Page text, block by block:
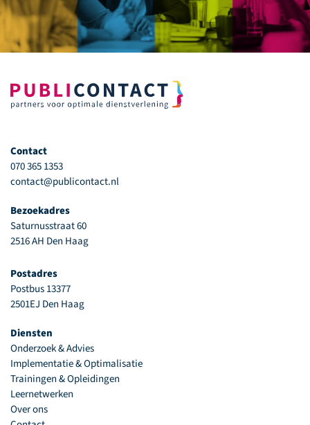
Contact
070 365 1353
contact@publicontact.nl
Bezoekadres
Saturnusstraat 60
2516 AH Den Haag
Postadres
Postbus 13377
2501EJ Den Haag
Diensten
Onderzoek & Advies
Implementatie & Optimalisatie
Trainingen & Opleidingen
Leernetwerken
Over ons